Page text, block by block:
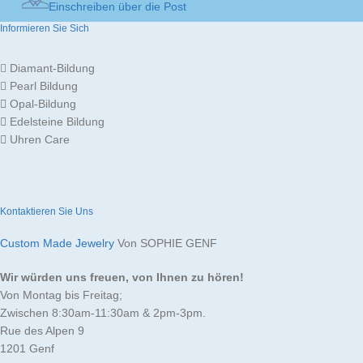
Einschreiben über die Post
Informieren Sie Sich
Diamant-Bildung
Pearl Bildung
Opal-Bildung
Edelsteine Bildung
Uhren Care
Kontaktieren Sie Uns
Custom Made Jewelry Von SOPHIE GENF
Wir würden uns freuen, von Ihnen zu hören!
Von Montag bis Freitag;
Zwischen 8:30am-11:30am & 2pm-3pm.
Rue des Alpen 9
1201 Genf